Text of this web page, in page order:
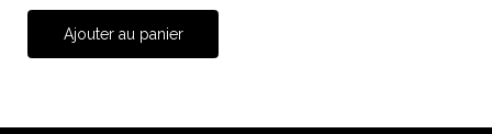
Ajouter au panier